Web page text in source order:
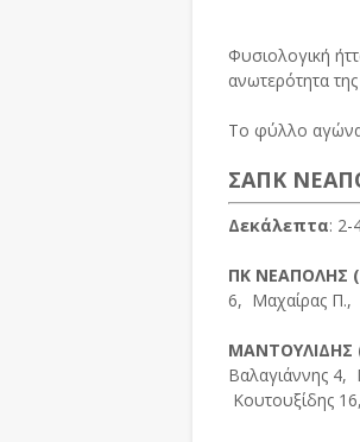
Φυσιολογική
ανωτερότητα
Το φύλλο
ΣΑΠΚ
Δεκάλεπτα: 2-
ΠΚ ΝΕΑΠΟΛΗΣ
6, Μαχαίρας Π.,
ΜΑΝΤΟΥΛΙΔΗΣ
Βαλαγιάννης 4,
Κουτουξίδης